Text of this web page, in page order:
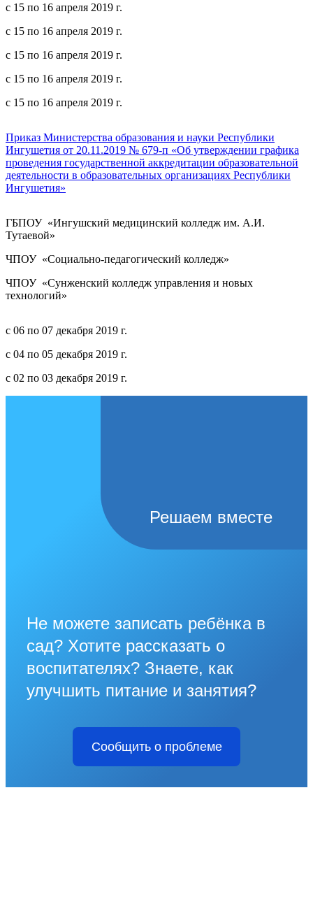
с 15 по 16 апреля 2019 г.
с 15 по 16 апреля 2019 г.
с 15 по 16 апреля 2019 г.
с 15 по 16 апреля 2019 г.
с 15 по 16 апреля 2019 г.
Приказ Министерства образования и науки Республики
Ингушетия от 20.11.2019 № 679-п «Об утверждении графика
проведения государственной аккредитации образовательной
деятельности в образовательных организациях Республики
Ингушетия»
ГБПОУ «Ингушский медицинский колледж им. А.И.
Тутаевой»
ЧПОУ «Социально-педагогический колледж»
ЧПОУ «Сунженский колледж управления и новых
технологий»
с 06 по 07 декабря 2019 г.
с 04 по 05 декабря 2019 г.
с 02 по 03 декабря 2019 г.
Решаем вместе
Не можете записать ребёнка в
сад? Хотите рассказать о
воспитателях? Знаете, как
улучшить питание и занятия?
Сообщить о проблеме